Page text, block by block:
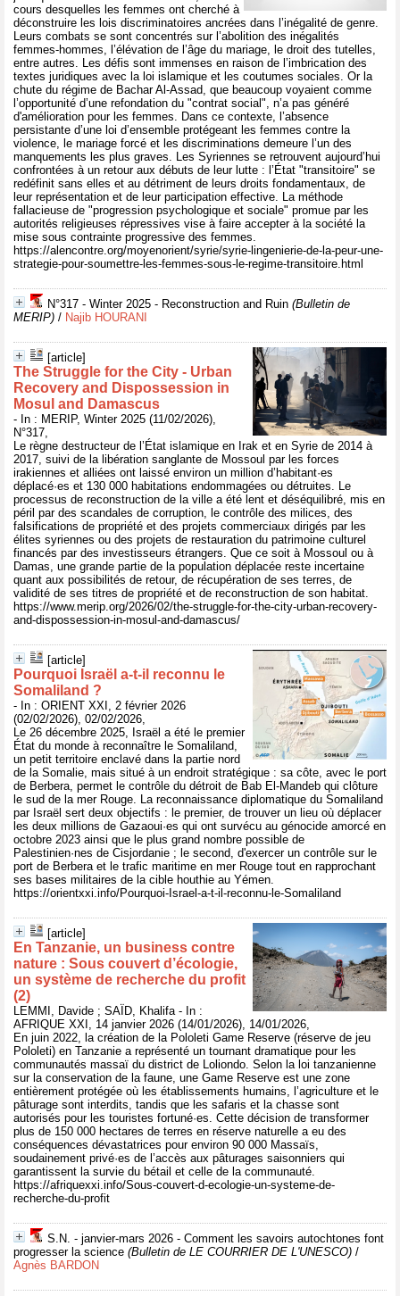
cours desquelles les femmes ont cherché à
déconstruire les lois discriminatoires ancrées dans l’inégalité de genre.
Leurs combats se sont concentrés sur l’abolition des inégalités
femmes-hommes, l’élévation de l’âge du mariage, le droit des tutelles,
entre autres. Les défis sont immenses en raison de l’imbrication des
textes juridiques avec la loi islamique et les coutumes sociales. Or la
chute du régime de Bachar Al-Assad, que beaucoup voyaient comme
l’opportunité d’une refondation du "contrat social", n’a pas généré
d'amélioration pour les femmes. Dans ce contexte, l’absence
persistante d’une loi d’ensemble protégeant les femmes contre la
violence, le mariage forcé et les discriminations demeure l’un des
manquements les plus graves. Les Syriennes se retrouvent aujourd’hui
confrontées à un retour aux débuts de leur lutte : l’État "transitoire" se
redéfinit sans elles et au détriment de leurs droits fondamentaux, de
leur représentation et de leur participation effective. La méthode
fallacieuse de "progression psychologique et sociale" promue par les
autorités religieuses répressives vise à faire accepter à la société la
mise sous contrainte progressive des femmes.
https://alencontre.org/moyenorient/syrie/syrie-lingenierie-de-la-peur-une-
strategie-pour-soumettre-les-femmes-sous-le-regime-transitoire.html
N°317 - Winter 2025 - Reconstruction and Ruin (Bulletin de
MERIP) / Najib HOURANI
[article]
The Struggle for the City - Urban
Recovery and Dispossession in
Mosul and Damascus
- In : MERIP, Winter 2025 (11/02/2026),
N°317,
Le règne destructeur de l’État islamique en Irak et en Syrie de 2014 à
2017, suivi de la libération sanglante de Mossoul par les forces
irakiennes et alliées ont laissé environ un million d’habitant·es
déplacé·es et 130 000 habitations endommagées ou détruites. Le
processus de reconstruction de la ville a été lent et déséquilibré, mis en
péril par des scandales de corruption, le contrôle des milices, des
falsifications de propriété et des projets commerciaux dirigés par les
élites syriennes ou des projets de restauration du patrimoine culturel
financés par des investisseurs étrangers. Que ce soit à Mossoul ou à
Damas, une grande partie de la population déplacée reste incertaine
quant aux possibilités de retour, de récupération de ses terres, de
validité de ses titres de propriété et de reconstruction de son habitat.
https://www.merip.org/2026/02/the-struggle-for-the-city-urban-recovery-
and-dispossession-in-mosul-and-damascus/
[article]
Pourquoi Israël a-t-il reconnu le
Somaliland ?
- In : ORIENT XXI, 2 février 2026
(02/02/2026), 02/02/2026,
Le 26 décembre 2025, Israël a été le premier
État du monde à reconnaître le Somaliland,
un petit territoire enclavé dans la partie nord
de la Somalie, mais situé à un endroit stratégique : sa côte, avec le port
de Berbera, permet le contrôle du détroit de Bab El-Mandeb qui clôture
le sud de la mer Rouge. La reconnaissance diplomatique du Somaliland
par Israël sert deux objectifs : le premier, de trouver un lieu où déplacer
les deux millions de Gazaoui·es qui ont survécu au génocide amorcé en
octobre 2023 ainsi que le plus grand nombre possible de
Palestinien·nes de Cisjordanie ; le second, d'exercer un contrôle sur le
port de Berbera et le trafic maritime en mer Rouge tout en rapprochant
ses bases militaires de la cible houthie au Yémen.
https://orientxxi.info/Pourquoi-Israel-a-t-il-reconnu-le-Somaliland
[article]
En Tanzanie, un business contre
nature : Sous couvert d’écologie,
un système de recherche du profit
(2)
LEMMI, Davide ; SAÏD, Khalifa - In :
AFRIQUE XXI, 14 janvier 2026 (14/01/2026), 14/01/2026,
En juin 2022, la création de la Pololeti Game Reserve (réserve de jeu
Pololeti) en Tanzanie a représenté un tournant dramatique pour les
communautés massaï du district de Loliondo. Selon la loi tanzanienne
sur la conservation de la faune, une Game Reserve est une zone
entièrement protégée où les établissements humains, l’agriculture et le
pâturage sont interdits, tandis que les safaris et la chasse sont
autorisés pour les touristes fortuné·es. Cette décision de transformer
plus de 150 000 hectares de terres en réserve naturelle a eu des
conséquences dévastatrices pour environ 90 000 Massaïs,
soudainement privé·es de l’accès aux pâturages saisonniers qui
garantissent la survie du bétail et celle de la communauté.
https://afriquexxi.info/Sous-couvert-d-ecologie-un-systeme-de-
recherche-du-profit
S.N. - janvier-mars 2026 - Comment les savoirs autochtones font
progresser la science (Bulletin de LE COURRIER DE L'UNESCO) /
Agnès BARDON